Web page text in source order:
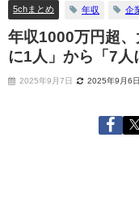
5chまとめ 年収 企
年収1000万円超
に1人」から「7
2025年9月7日 2025年9月6日